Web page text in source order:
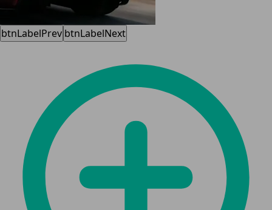
btnLabelPrev btnLabelNext